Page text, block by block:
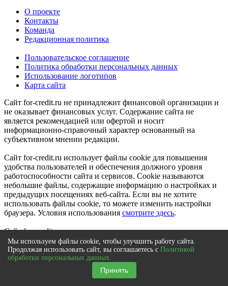
О проекте
Контакты
Команда
Редакционная политика
Пользовательское соглашение
Политика обработки персональных данных
Использование логотипов
Карта сайта
Сайт for-credit.ru не принадлежит финансовой организации и
не оказывает финансовых услуг. Содержание сайта не
является рекомендацией или офертой и носит
информационно-справочный характер основанный на
субъективном мнении редакции.
Сайт for-credit.ru использует файлы cookie для повышения
удобства пользователей и обеспечения должного уровня
работоспособности сайта и сервисов. Cookie называются
небольшие файлы, содержащие информацию о настройках и
предыдущих посещениях веб-сайта. Если вы не хотите
использовать файлы cookie, то можете изменить настройки
браузера. Условия использования смотрите здесь.
Сайт for-credit.ru является составным произведением и
представляет собой в том числе каталог товарных знаков
(знаков обслуживания), опубликованных в открытых
реестрах. Исключительное право на товарные знаки (знаки
обслуживания) принадлежат их правообладателям.
Мы используем файлы cookie, чтобы улучшить работу сайта.
Продолжая использовать сайт, вы соглашаетесь с Политикой
обработки персональных данных.
Принять